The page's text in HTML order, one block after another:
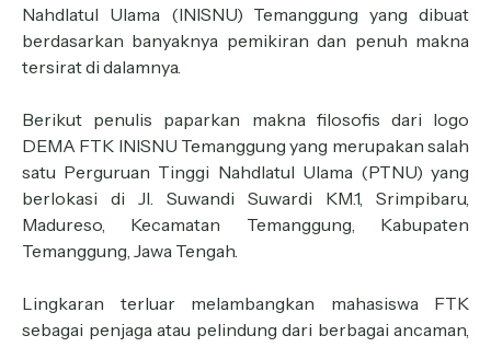
Nahdlatul Ulama (INISNU) Temanggung yang dibuat
berdasarkan banyaknya pemikiran dan penuh makna
tersirat di dalamnya.
Berikut penulis paparkan makna filosofis dari logo
DEMA FTK INISNU Temanggung yang merupakan salah
satu Perguruan Tinggi Nahdlatul Ulama (PTNU) yang
berlokasi di Jl. Suwandi Suwardi KM.1, Srimpibaru,
Madureso, Kecamatan Temanggung, Kabupaten
Temanggung, Jawa Tengah.
Lingkaran terluar melambangkan mahasiswa FTK
sebagai penjaga atau pelindung dari berbagai ancaman,